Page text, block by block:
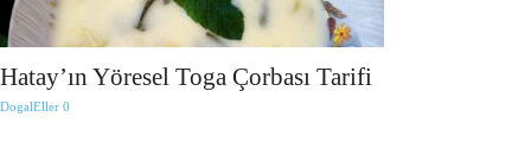
Hatay’ın Yöresel Toga Çorbası Tarifi
DogalEller 0